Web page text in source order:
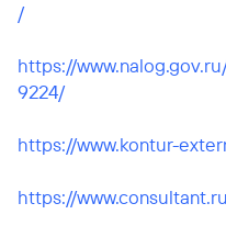
/
https://
9224/
https://www.kontur-
https://